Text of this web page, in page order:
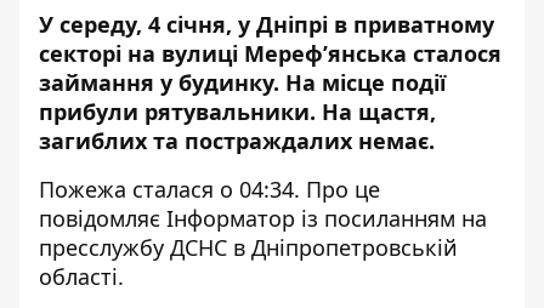
У середу, 4 січня, у Дніпрі в приватному
секторі на вулиці Мереф’янська сталося
займання у будинку. На місце події
прибули рятувальники. На щастя,
загиблих та постраждалих немає.
Пожежа сталася о 04:34. Про це
повідомляє Інформатор із посиланням на
пресслужбу ДСНС в Дніпропетровській
області.